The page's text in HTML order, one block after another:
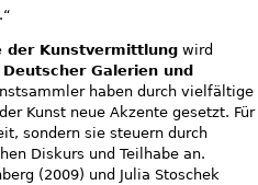
der Kunstvermittlung wird
Galerien und
haben durch vielfältige
Kunst neue Akzente gesetzt. Für
sondern sie steuern durch
Diskurs und Teilhabe an.
(2009) und Julia Stoschek